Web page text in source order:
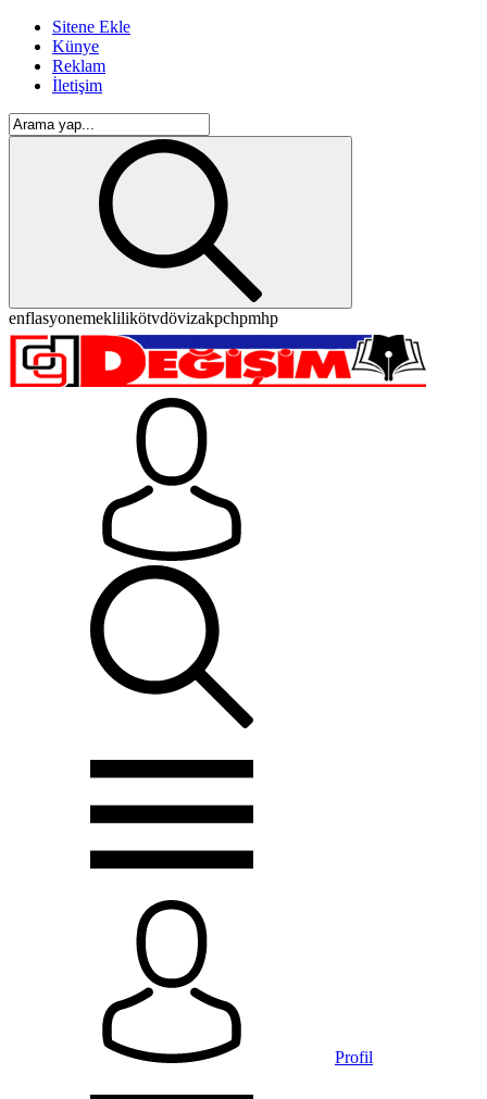
Sitene Ekle
Künye
Reklam
İletişim
enflasyonemeklilikötvdövizakpchpmhp
Profil